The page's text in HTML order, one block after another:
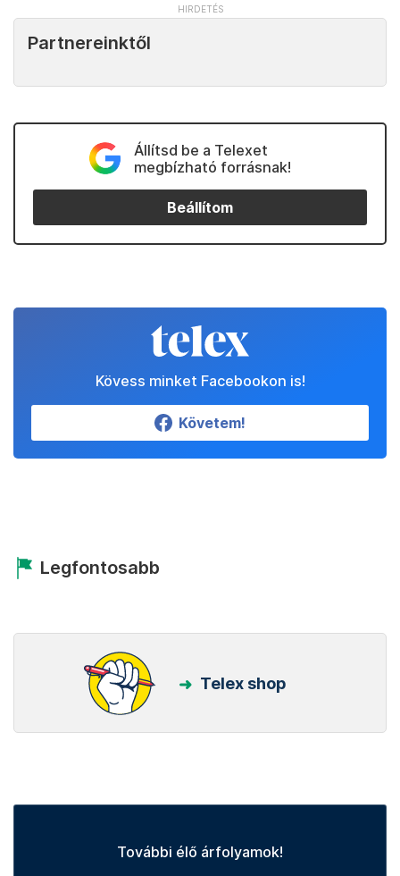
Partnereinktől
Állítsd be a Telexet
megbízható forrásnak!
Beállítom
Kövess minket Facebookon is!
Követem!
Legfontosabb
Telex shop
További élő árfolyamok!